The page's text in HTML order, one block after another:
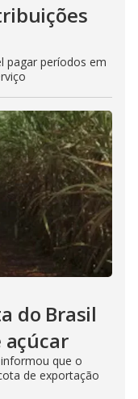
pagar períodos em
do Brasil
açúcar
que o
de exportação